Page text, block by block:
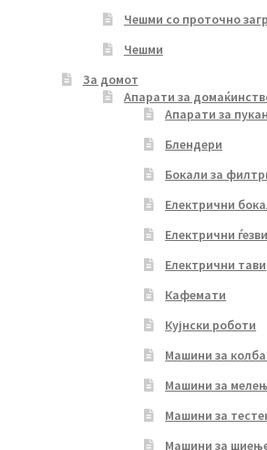
Чешми со проточно
Чешми
За домот
Апарати за
Апарати за
Блендери
Бокали за
Електрични
Електрични
Електрични тави
Кафемати
Кујнски роботи
Машини за
Машини за
Машини за
Машини за